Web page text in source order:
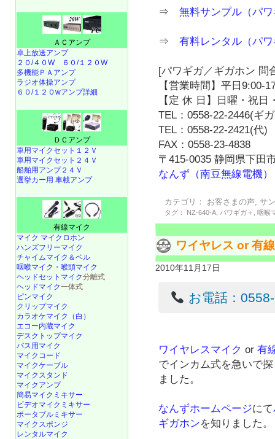
⇒無料サンプル（パ
⇒有料レンタル（パ
[パワギガ／ギガホン 問
【営業時間】平日9:00-
【定 休 日】日曜・祝日
TEL：0558-22-2446(ギ
TEL：0558-22-2421(代)
FAX：0558-23-4838
〒415-0035 静岡県下田
なんず（南豆無線電機）
カテゴリ： お客さまの声,サ
タグ： NZ-640-A,パワギガ＋ ,咽喉
ワイヤレス or 有
2010年11月17日
お電話：
ワイヤレスマイク or有
でインカム式を急いで
ました。
なんずホームページにて
ギガホンを知りました。
ＡＣアンプ
卓上放送アンプ
２０/４０W
６０/１２０W
多機能ＰＡアンプ
ラジオ体操アンプ
６０/１２０wアンプ詳細
ＤＣアンプ
車用マイクセット１２Ｖ
車用マイクセット２４Ｖ
船舶用アンプ２４Ｖ
選挙カー用 車載アンプ
有線マイク
マイク マイクロホン
ハンズフリーマイク
チャイムマイク＆ベル
咽喉マイク・喉頭マイク
ヘッドセットマイク分離式
ヘッドマイク一体式
ピンマイク
クリップマイク
カラオケマイク（白）
エコー内蔵マイク
デスクトップマイク
バス用マイク
マイクコード
マイクケーブル
マイクスタンド
マイクアンプ
簡易マイクミキサー
ビデオマイクミキサー
ポータブルミキサー
マイクスポンジ
レンタルマイク